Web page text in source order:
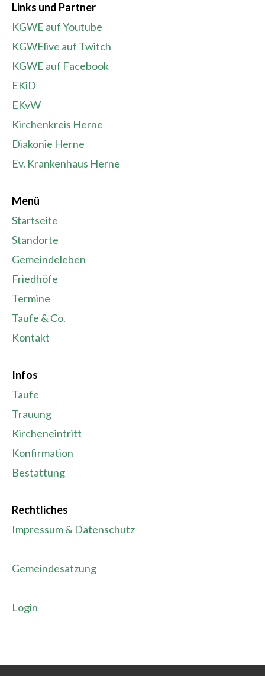
Links und Partner
KGWE auf Youtube
KGWElive auf Twitch
KGWE auf Facebook
EKiD
EKvW
Kirchenkreis Herne
Diakonie Herne
Ev. Krankenhaus Herne
Menü
Startseite
Standorte
Gemeindeleben
Friedhöfe
Termine
Taufe & Co.
Kontakt
Infos
Taufe
Trauung
Kircheneintritt
Konfirmation
Bestattung
Rechtliches
Impressum & Datenschutz
Gemeindesatzung
Login